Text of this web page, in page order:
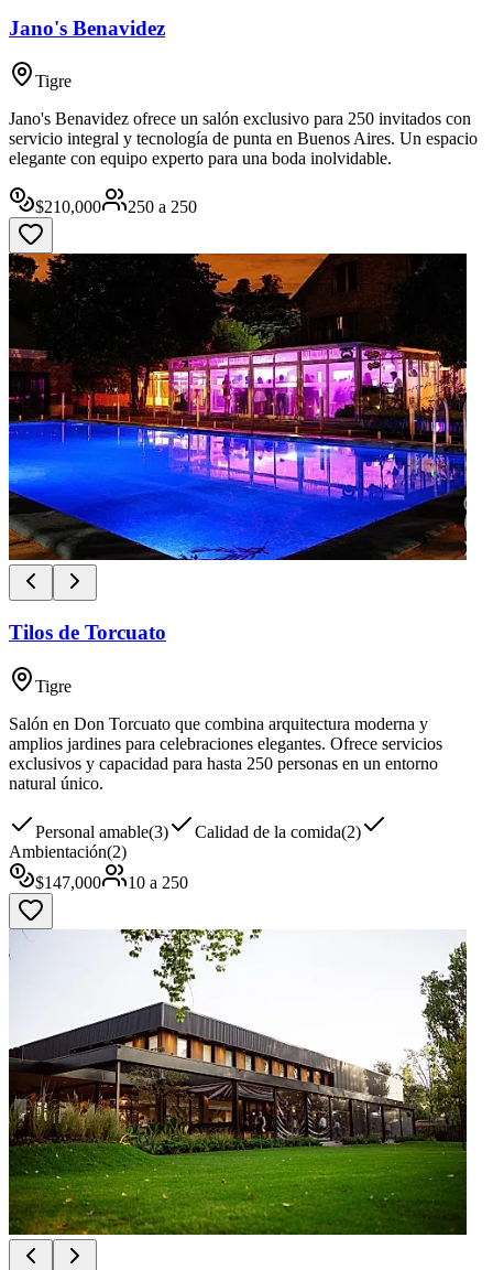
Jano's Benavidez
Tigre
Jano's Benavidez ofrece un salón exclusivo para 250 invitados con
servicio integral y tecnología de punta en Buenos Aires. Un espacio
elegante con equipo experto para una boda inolvidable.
$210,000 250 a 250
Tilos de Torcuato
Tigre
Salón en Don Torcuato que combina arquitectura moderna y
amplios jardines para celebraciones elegantes. Ofrece servicios
exclusivos y capacidad para hasta 250 personas en un entorno
natural único.
Personal amable(3) Calidad de la comida(2)
Ambientación(2)
$147,000 10 a 250